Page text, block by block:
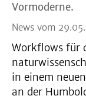
Vormoderne.
News vom
Workflows für
in einem
an der